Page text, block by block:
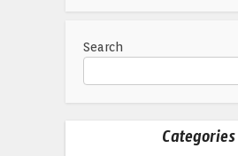
Search
Categories